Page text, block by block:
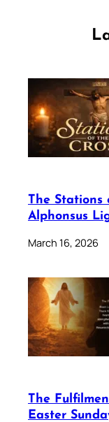
The Stations
Alphonsus
March 16, 2026
The
Easter